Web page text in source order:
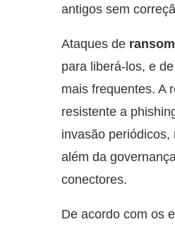
antigos sem
Ataques de
para liberá-los, e de
mais frequentes. A
resistente a
invasão
além da
conectores.
De acordo com os